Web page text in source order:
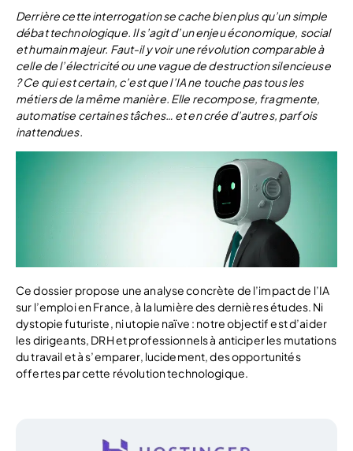
Derrière cette interrogation se cache bien plus qu’un simple
débat technologique. Il s’agit d’un enjeu économique, social
et humain majeur. Faut-il y voir une révolution comparable à
celle de l’électricité ou une vague de destruction silencieuse
? Ce qui est certain, c’est que l’IA ne touche pas tous les
métiers de la même manière. Elle recompose, fragmente,
automatise certaines tâches… et en crée d’autres, parfois
inattendues.
Ce dossier propose une analyse concrète de l’impact de l’IA
sur l’emploi en France, à la lumière des dernières études. Ni
dystopie futuriste, ni utopie naïve : notre objectif est d’aider
les dirigeants, DRH et professionnels à anticiper les mutations
du travail et à s’emparer, lucidement, des opportunités
offertes par cette révolution technologique.